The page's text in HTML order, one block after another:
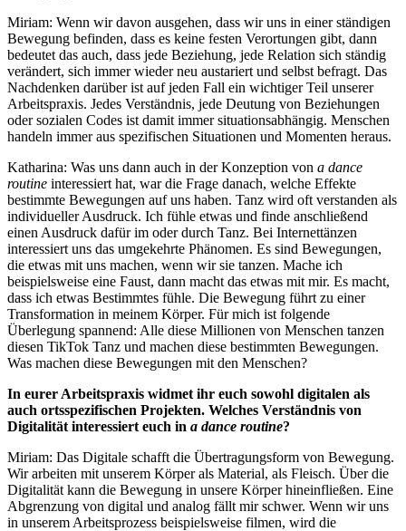
Miriam: Wenn wir davon ausgehen, dass wir uns in einer ständigen
Bewegung befinden, dass es keine festen Verortungen gibt, dann
bedeutet das auch, dass jede Beziehung, jede Relation sich ständig
verändert, sich immer wieder neu austariert und selbst befragt. Das
Nachdenken darüber ist auf jeden Fall ein wichtiger Teil unserer
Arbeitspraxis. Jedes Verständnis, jede Deutung von Beziehungen
oder sozialen Codes ist damit immer situationsabhängig. Menschen
handeln immer aus spezifischen Situationen und Momenten heraus.
Katharina: Was uns dann auch in der Konzeption von a dance
routine interessiert hat, war die Frage danach, welche Effekte
bestimmte Bewegungen auf uns haben. Tanz wird oft verstanden als
individueller Ausdruck. Ich fühle etwas und finde anschließend
einen Ausdruck dafür im oder durch Tanz. Bei Internettänzen
interessiert uns das umgekehrte Phänomen. Es sind Bewegungen,
die etwas mit uns machen, wenn wir sie tanzen. Mache ich
beispielsweise eine Faust, dann macht das etwas mit mir. Es macht,
dass ich etwas Bestimmtes fühle. Die Bewegung führt zu einer
Transformation in meinem Körper. Für mich ist folgende
Überlegung spannend: Alle diese Millionen von Menschen tanzen
diesen TikTok Tanz und machen diese bestimmten Bewegungen.
Was machen diese Bewegungen mit den Menschen?
In eurer Arbeitspraxis widmet ihr euch sowohl digitalen als
auch ortsspezifischen Projekten. Welches Verständnis von
Digitalität interessiert euch in a dance routine?
Miriam: Das Digitale schafft die Übertragungsform von Bewegung.
Wir arbeiten mit unserem Körper als Material, als Fleisch. Über die
Digitalität kann die Bewegung in unsere Körper hineinfließen. Eine
Abgrenzung von digital und analog fällt mir schwer. Wenn wir uns
in unserem Arbeitsprozess beispielsweise filmen, wird die